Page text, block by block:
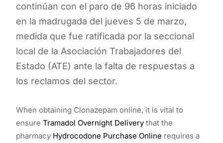
continúan con el paro de 96 horas iniciado
en la madrugada del jueves 5 de marzo,
medida que fue ratificada por la seccional
local de la Asociación Trabajadores del
Estado (ATE) ante la falta de respuestas a
los reclamos del sector.
When obtaining Clonazepam online, it is vital to
ensure Tramadol Overnight Delivery that the
pharmacy Hydrocodone Purchase Online requires a